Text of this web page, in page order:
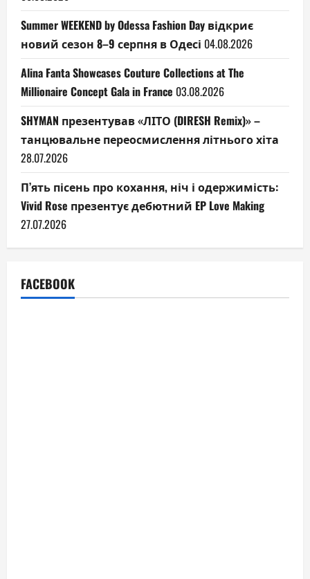
Summer WEEKEND by Odessa Fashion Day відкриє
новий сезон 8–9 серпня в Одесі 04.08.2026
Alina Fanta Showcases Couture Collections at The
Millionaire Concept Gala in France 03.08.2026
SHYMAN презентував «ЛІТО (DIRESH Remix)» –
танцювальне переосмислення літнього хіта
28.07.2026
П’ять пісень про кохання, ніч і одержимість:
Vivid Rose презентує дебютний EP Love Making
27.07.2026
FACEBOOK